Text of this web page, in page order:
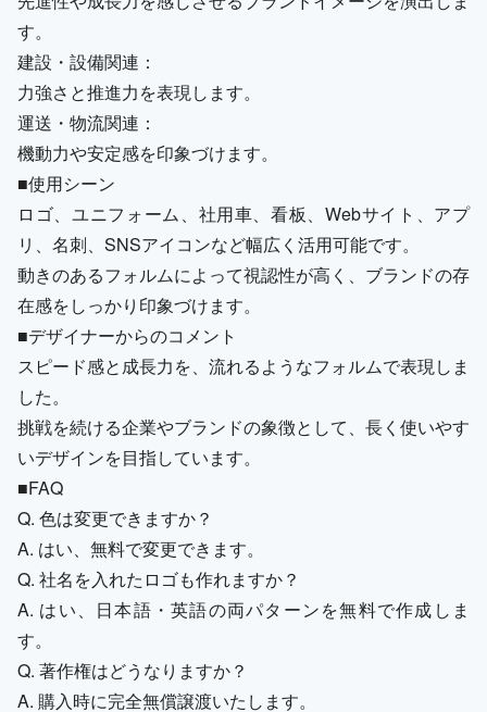
す。
建設・設備関連：
力強さと推進力を表現します。
運送・物流関連：
機動力や安定感を印象づけます。
■使用シーン
ロゴ、ユニフォーム、社用車、看板、Webサイト、アプ
リ、名刺、SNSアイコンなど幅広く活用可能です。
動きのあるフォルムによって視認性が高く、ブランドの存
在感をしっかり印象づけます。
■デザイナーからのコメント
スピード感と成長力を、流れるようなフォルムで表現しま
した。
挑戦を続ける企業やブランドの象徴として、長く使いやす
いデザインを目指しています。
■FAQ
Q. 色は変更できますか？
A. はい、無料で変更できます。
Q. 社名を入れたロゴも作れますか？
A. はい、日本語・英語の両パターンを無料で作成しま
す。
Q. 著作権はどうなりますか？
A. 購入時に完全無償譲渡いたします。